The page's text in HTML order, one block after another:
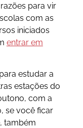
para vir
com as
iniciados
entrar em
estudar a
estações do
com a
se você ficar
também